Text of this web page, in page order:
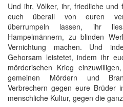
Und ihr, Völker, ihr, friedliche
euch überall von euren
überrumpeln lassen, ihr
Hampelmännern, zu blinden
Vernichtung machen. Und
Gehorsam leistetet, indem ihr
mörderischen Krieg
gemeinen Mördern und
Verbrechern gegen eure Brüder
menschliche Kultur, gegen die